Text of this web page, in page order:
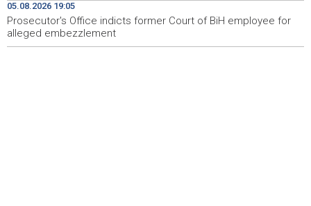
20:29
Rukometaši 'Slobode' ulaze u novu sezonu s ciljem
povratka u Premijer ligu
05.08.2026 19:05
Prosecutor's Office indicts former Court of BiH employee for
alleged embezzlement